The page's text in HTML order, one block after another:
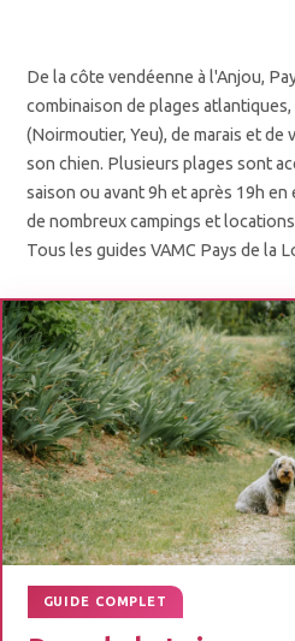
De la côte vendéenne à l'Anjou,
combinaison de plages
(Noirmoutier, Yeu), de marais et
son chien. Plusieurs plages sont
saison ou avant 9h et après 19h
de nombreux campings et
Tous les guides VAMC Pays de la
GUIDE COMPLET